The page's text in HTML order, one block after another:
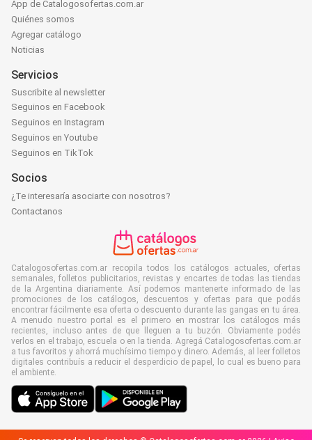
App de Catalogosofertas.com.ar
Quiénes somos
Agregar catálogo
Noticias
Servicios
Suscribite al newsletter
Seguinos en Facebook
Seguinos en Instagram
Seguinos en Youtube
Seguinos en TikTok
Socios
¿Te interesaría asociarte con nosotros?
Contactanos
Catalogosofertas.com.ar recopila todos los catálogos actuales, ofertas
semanales, folletos publicitarios, revistas y encartes de todas las tiendas
de la Argentina diariamente. Así podemos mantenerte informado de las
promociones de los catálogos, descuentos y ofertas para que podás
encontrar fácilmente esa oferta o descuento durante las gangas en tu área.
A menudo nuestro portal es el primero en mostrar los catálogos más
recientes, incluso antes de que lleguen a tu buzón. Obviamente podés
verlos en el trabajo, escuela o en la tienda. Agregá Catalogosofertas.com.ar
a tus favoritos y ahorrá muchísimo tiempo y dinero. Además, al leer folletos
digitales contribuís a reducir el desperdicio de papel, lo cual es bueno para
el ambiente.